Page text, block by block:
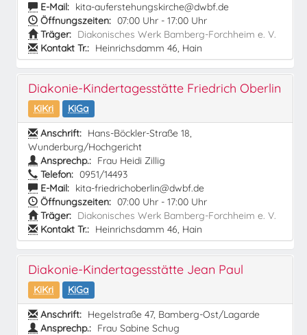
E-Mail: kita-auferstehungskirche@dwbf.de
Öffnungszeiten: 07:00 Uhr - 17:00 Uhr
Träger: Diakonisches Werk Bamberg-Forchheim e. V.
Kontakt Tr.: Heinrichsdamm 46, Hain
Diakonie-Kindertagesstätte Friedrich Oberlin
KiKri
KiGa
Anschrift: Hans-Böckler-Straße 18,
Wunderburg/Hochgericht
Ansprechp.: Frau Heidi Zillig
Telefon: 0951/14493
E-Mail: kita-friedrichoberlin@dwbf.de
Öffnungszeiten: 07:00 Uhr - 17:00 Uhr
Träger: Diakonisches Werk Bamberg-Forchheim e. V.
Kontakt Tr.: Heinrichsdamm 46, Hain
Diakonie-Kindertagesstätte Jean Paul
KiKri
KiGa
Anschrift: Hegelstraße 47, Bamberg-Ost/Lagarde
Ansprechp.: Frau Sabine Schug